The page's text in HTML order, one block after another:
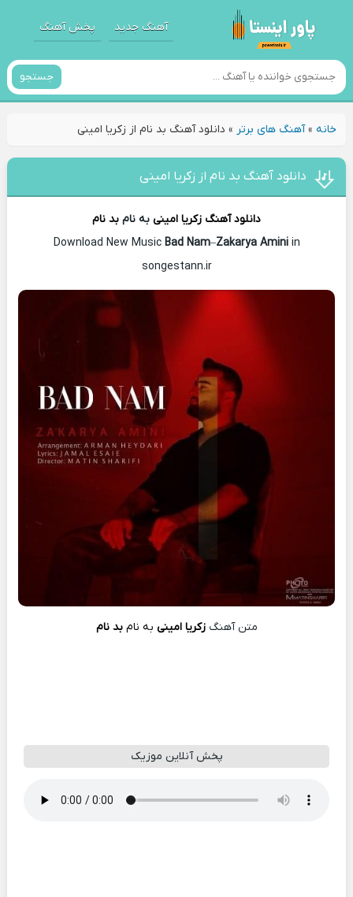
آهنگ جدید پخش آهنگ
جستجو
خانه»آهنگ های برتر » دانلود آهنگ بد نام از زکریا امینی
دانلود آهنگ بد نام از زکریا امینی
دانلود آهنگ زکریا امینی به نام بد نام
Download New Music Bad Nam–Zakarya Aminiin
songestann.ir
متن آهنگزکریا امینی به نامبد نام
پخش آنلاین موزیک